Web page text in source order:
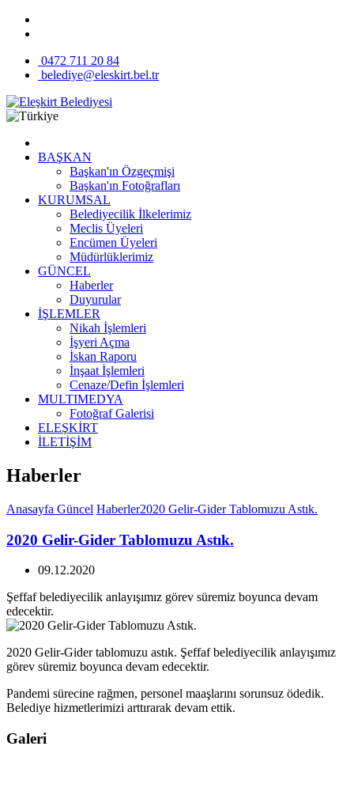
0472 711 20 84
belediye@eleskirt.bel.tr
BAŞKAN
Başkan'ın Özgeçmişi
Başkan'ın Fotoğrafları
KURUMSAL
Belediyecilik İlkelerimiz
Meclis Üyeleri
Encümen Üyeleri
Müdürlüklerimiz
GÜNCEL
Haberler
Duyurular
İŞLEMLER
Nikah İşlemleri
İşyeri Açma
İskan Raporu
İnşaat İşlemleri
Cenaze/Defin İşlemleri
MULTIMEDYA
Fotoğraf Galerisi
ELEŞKİRT
İLETİŞİM
Haberler
Anasayfa Güncel Haberler2020 Gelir-Gider Tablomuzu Astık.
2020 Gelir-Gider Tablomuzu Astık.
09.12.2020
Şeffaf belediyecilik anlayışımız görev süremiz boyunca devam
edecektir.
2020 Gelir-Gider tablomuzu astık. Şeffaf belediyecilik anlayışımız
görev süremiz boyunca devam edecektir.
Pandemi sürecine rağmen, personel maaşlarını sorunsuz ödedik.
Belediye hizmetlerimizi arttırarak devam ettik.
Galeri